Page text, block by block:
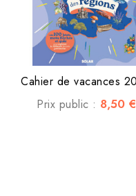
Prix public : 8,50 €